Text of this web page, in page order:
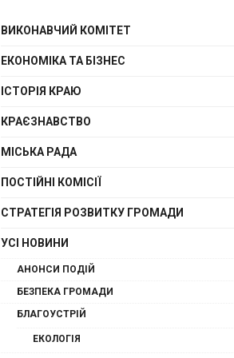
ВИКОНАВЧИЙ КОМІТЕТ
ЕКОНОМІКА ТА БІЗНЕС
ІСТОРІЯ КРАЮ
КРАЄЗНАВСТВО
МІСЬКА РАДА
ПОСТІЙНІ КОМІСІЇ
СТРАТЕГІЯ РОЗВИТКУ ГРОМАДИ
УСІ НОВИНИ
АНОНСИ ПОДІЙ
БЕЗПЕКА ГРОМАДИ
БЛАГОУСТРІЙ
ЕКОЛОГІЯ